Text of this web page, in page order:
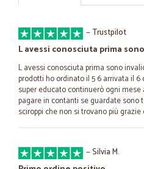
—Trustpilot
L avessi conosciuta prima
L avessi conosciuta prima sono
prodotti ho ordinato il 5 6 arrivata il
super educato continuerò ogni
pagare in contanti se guardate
sciroppi che non si trovano più
—Silvia M.